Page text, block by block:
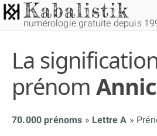
numérologie gratuite depuis
La
prénom
70.000 prénoms Lettre A
THÈME